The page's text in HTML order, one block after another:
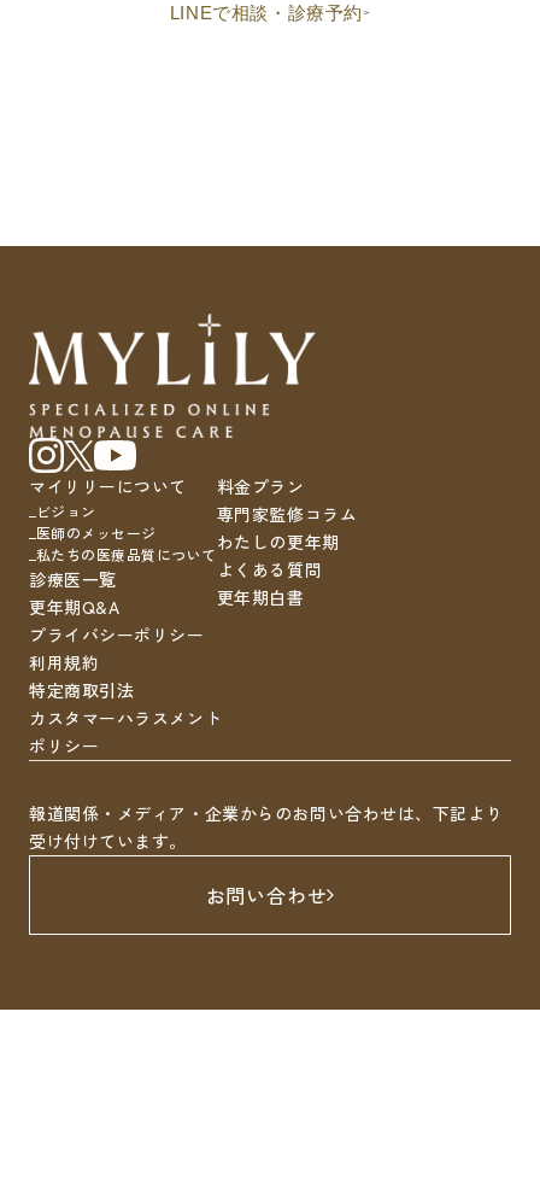
LINEで相談・診療予約
マイリリーについて
ビジョン
医師のメッセージ
私たちの医療品質について
診療医一覧
更年期Q&A
料金プラン
専門家監修コラム
わたしの更年期
よくある質問
更年期白書
プライバシーポリシー
利用規約
特定商取引法
カスタマーハラスメント
ポリシー
報道関係・メディア・企業からのお問い合わせは、下記より
受け付けています。
お問い合わせ